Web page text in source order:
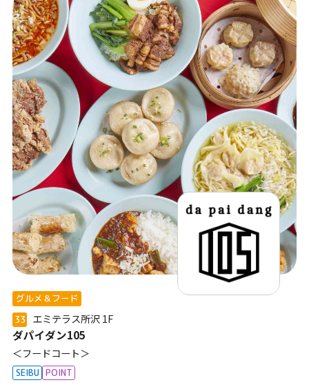
グルメ＆フード
33
エミテラス所沢 1F
ダパイダン105
＜フードコート＞
SEIBU POINT